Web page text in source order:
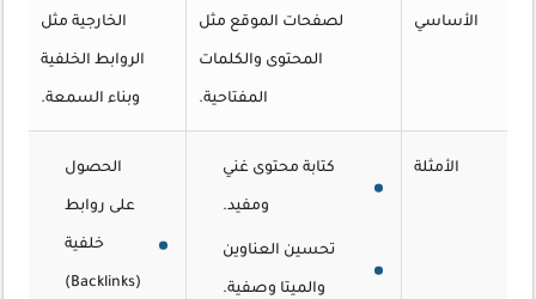
الأساسي لصفحات الموقع مثل
المحتوى والكلمات
المفتاحية.
الخارجية مثل
الروابط الخلفية
وبناء السمعة.
الأمثلة كتابة محتوى غني
ومفيد.
تحسين العناوين
والميتا وصفية.
الحصول
على روابط
خلفية
(Backlinks)